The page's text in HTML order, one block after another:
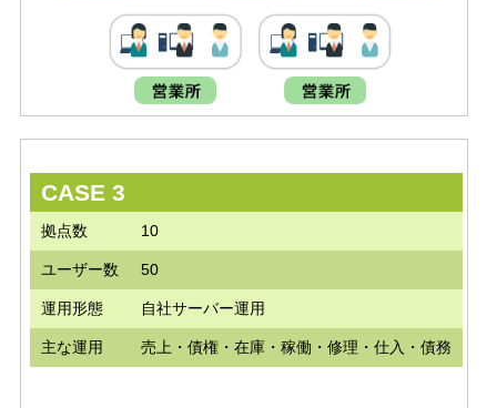
CASE 3
拠点数 10
ユーザー数 50
運用形態 自社サーバー運用
主な運用 売上・債権・在庫・稼働・修理・仕入・債務